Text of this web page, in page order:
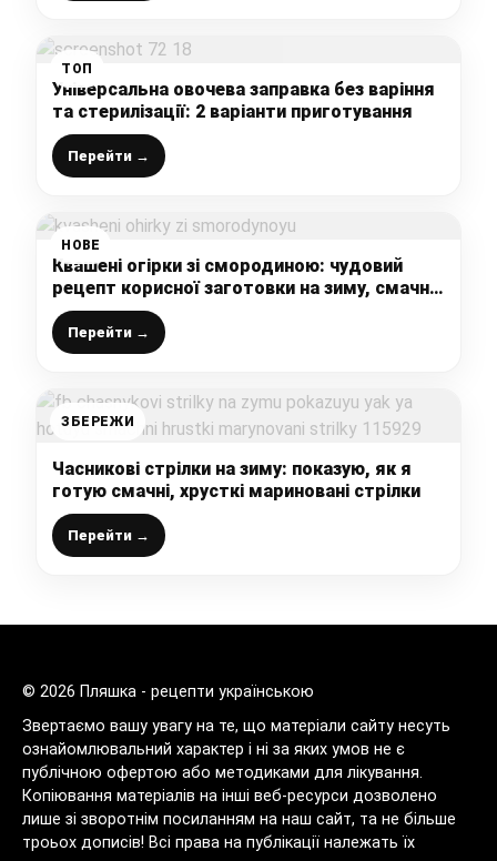
ТОП
Універсальна овочева заправка без варіння
та стерилізації: 2 варіанти приготування
Перейти →
НОВЕ
Квашені огірки зі смородиною: чудовий
рецепт корисної заготовки на зиму, смачні і
хрумкі
Перейти →
ЗБЕРЕЖИ
Часникові стрілки на зиму: показую, як я
готую смачні, хрусткі мариновані стрілки
Перейти →
© 2026 Пляшка - рецепти українською
Звертаємо вашу увагу на те, що матеріали сайту несуть
ознайомлювальний характер і ні за яких умов не є
публічною офертою або методиками для лікування.
Копіювання матеріалів на інші веб-ресурси дозволено
лише зі зворотнім посиланням на наш сайт, та не більше
троьох дописів! Всі права на публікації належать їх